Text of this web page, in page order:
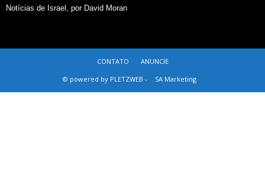
Notícias de Israel, por David Moran
CONTATO
ANUNCIE
© powered by PLETZWEB -
SA Marketing